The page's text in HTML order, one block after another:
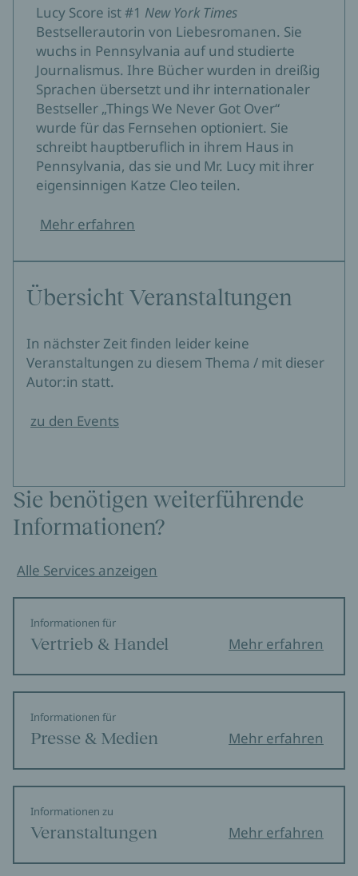
Lucy Score ist #1 New York Times
Bestsellerautorin von Liebesromanen. Sie
wuchs in Pennsylvania auf und studierte
Journalismus. Ihre Bücher wurden in dreißig
Sprachen übersetzt und ihr internationaler
Bestseller „Things We Never Got Over“
wurde für das Fernsehen optioniert. Sie
schreibt hauptberuflich in ihrem Haus in
Pennsylvania, das sie und Mr. Lucy mit ihrer
eigensinnigen Katze Cleo teilen.
Mehr erfahren
Übersicht Veranstaltungen
In nächster Zeit finden leider keine
Veranstaltungen zu diesem Thema / mit dieser
Autor:in statt.
zu den Events
Sie benötigen weiterführende
Informationen?
Alle Services anzeigen
Informationen für
Vertrieb & Handel Mehr erfahren
Informationen für
Presse & Medien Mehr erfahren
Informationen zu
Veranstaltungen Mehr erfahren